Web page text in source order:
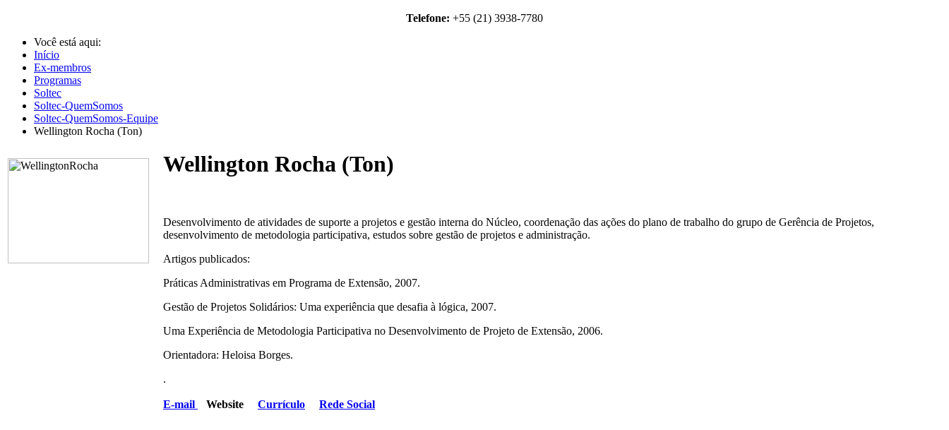
Telefone: +55 (21) 3938-7780
Você está aqui:
Início
Ex-membros
Programas
Soltec
Soltec-QuemSomos
Soltec-QuemSomos-Equipe
Wellington Rocha (Ton)
Wellington Rocha (Ton)
Desenvolvimento de atividades de suporte a projetos e gestão interna do Núcleo, coordenação das ações do plano de trabalho do grupo de Gerência de Projetos,
desenvolvimento de metodologia participativa, estudos sobre gestão de projetos e administração.
Artigos publicados:
Práticas Administrativas em Programa de Extensão, 2007.
Gestão de Projetos Solidários: Uma experiência que desafia à lógica, 2007.
Uma Experiência de Metodologia Participativa no Desenvolvimento de Projeto de Extensão, 2006.
Orientadora: Heloisa Borges.
.
E-mail Website Currículo Rede Social